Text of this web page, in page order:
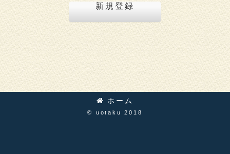
新規登録
ホーム
© uotaku 2018